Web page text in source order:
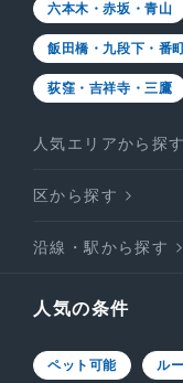
六本木・赤坂・青山
飯田橋・九段下・番
荻窪・吉祥寺・三鷹
人気エリアから探す
区から探す
沿線・駅から探す
人気の条件
ペット可能 ル